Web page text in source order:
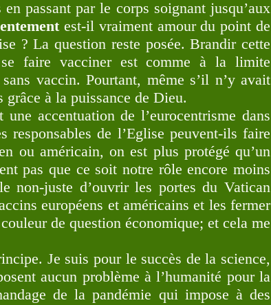
passant par le corps soignant jusqu’aux
est-il vraiment amour du point de
? La question reste posée. Brandir cette
faire vacciner est comme à la limite
vaccin. Pourtant, même s’il n’y avait
à la puissance de Dieu.
accentuation de l’eurocentrisme dans
responsables de l’Eglise peuvent-ils faire
ou américain, on est plus protégé qu’un
pas que ce soit notre rôle encore moins
non-juste d’ouvrir les portes du Vatican
européens et américains et les fermer
de question économique; et cela me
Je suis pour le succès de la science,
aucun problème à l’humanité pour la
de la pandémie qui impose à des